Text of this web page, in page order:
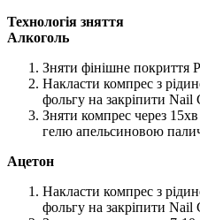
Технологія зняття
Алкоголь
Зняти фінішне покриття
Накласти компрес з
фольгу на закріпити Nail
Зняти компрес через
гелю апельсиновою
Ацетон
Накласти компрес з
фольгу на закріпити Nail